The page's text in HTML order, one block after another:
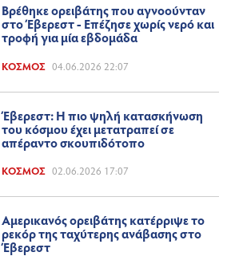
Βρέθηκε ορειβάτης που αγνοούνταν
στο Έβερεστ - Επέζησε χωρίς νερό και
τροφή για μία εβδομάδα
ΚΌΣΜΟΣ 04.06.2026 22:07
Έβερεστ: Η πιο ψηλή κατασκήνωση
του κόσμου έχει μετατραπεί σε
απέραντο σκουπιδότοπο
ΚΌΣΜΟΣ 02.06.2026 17:07
Αμερικανός ορειβάτης κατέρριψε το
ρεκόρ της ταχύτερης ανάβασης στο
Έβερεστ